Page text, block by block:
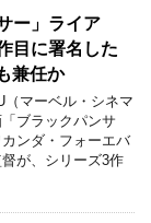
ー」ライア
目に署名した
兼任か
（マーベル・シネマ
ブラックパンサ
ンダ・フォーエバ
が、シリーズ3作